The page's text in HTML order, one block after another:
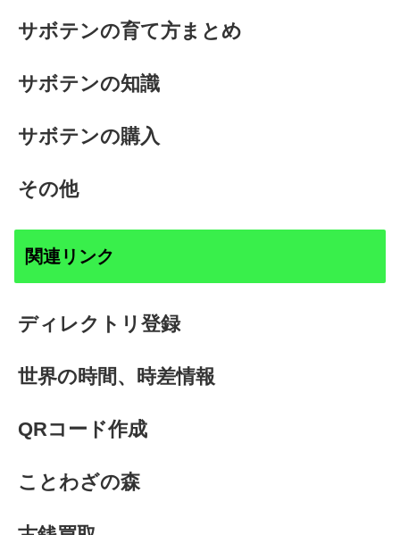
サボテンの育て方まとめ
サボテンの知識
サボテンの購入
その他
関連リンク
ディレクトリ登録
世界の時間、時差情報
QRコード作成
ことわざの森